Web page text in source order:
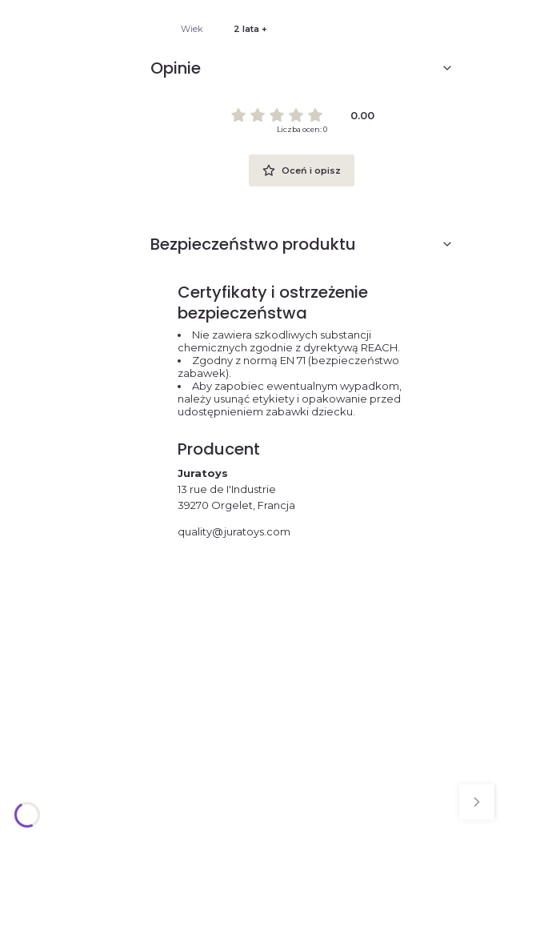
Wiek 2 lata +
Opinie
0.00
Liczba ocen: 0
Oceń i opisz
Bezpieczeństwo produktu
Certyfikaty i ostrzeżenie
bezpieczeństwa
Nie zawiera szkodliwych substancji
chemicznych zgodnie z dyrektywą REACH.
Zgodny z normą EN 71 (bezpieczeństwo
zabawek).
Aby zapobiec ewentualnym wypadkom,
należy usunąć etykiety i opakowanie przed
udostępnieniem zabawki dziecku.
Producent
Juratoys
13 rue de I'Industrie
39270 Orgelet, Francja
quality@juratoys.com